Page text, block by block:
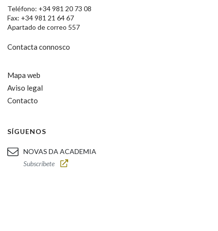
Teléfono: +34 981 20 73 08
Fax: +34 981 21 64 67
Apartado de correo 557
Contacta connosco
Mapa web
Aviso legal
Contacto
SÍGUENOS
NOVAS DA ACADEMIA
Subscríbete